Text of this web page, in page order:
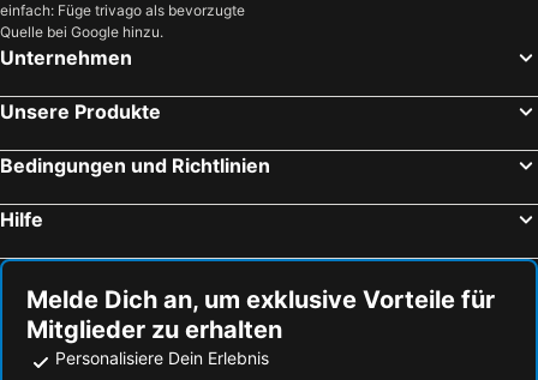
einfach: Füge trivago als bevorzugte
Quelle bei Google hinzu.
Unternehmen
Unsere Produkte
Bedingungen und Richtlinien
Hilfe
Melde Dich an, um exklusive Vorteile für
Mitglieder zu erhalten
Personalisiere Dein Erlebnis